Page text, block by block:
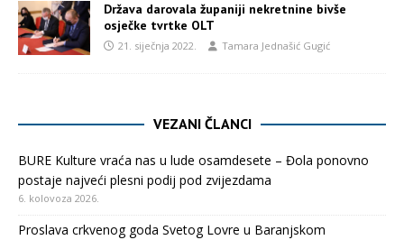
Država darovala županiji nekretnine bivše
osječke tvrtke OLT
21. siječnja 2022. Tamara Jednašić Gugić
VEZANI ČLANCI
BURE Kulture vraća nas u lude osamdesete – Đola ponovno
postaje najveći plesni podij pod zvijezdama
6. kolovoza 2026.
Proslava crkvenog goda Svetog Lovre u Baranjskom